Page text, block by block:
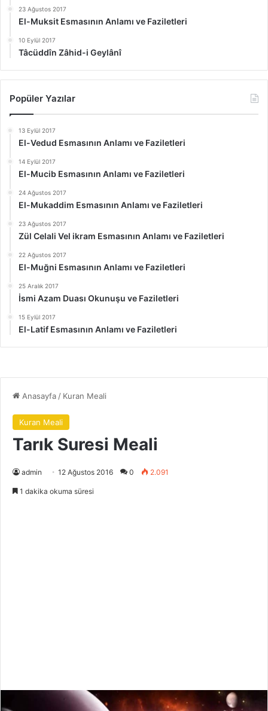
23 Ağustos 2017
El-Muksit Esmasının Anlamı ve Faziletleri
10 Eylül 2017
Tâcüddîn Zâhid-i Geylânî
Popüler Yazılar
13 Eylül 2017
El-Vedud Esmasının Anlamı ve Faziletleri
14 Eylül 2017
El-Mucib Esmasının Anlamı ve Faziletleri
24 Ağustos 2017
El-Mukaddim Esmasının Anlamı ve Faziletleri
23 Ağustos 2017
Zül Celali Vel ikram Esmasının Anlamı ve Faziletleri
22 Ağustos 2017
El-Muğni Esmasının Anlamı ve Faziletleri
25 Aralık 2017
İsmi Azam Duası Okunuşu ve Faziletleri
15 Eylül 2017
El-Latif Esmasının Anlamı ve Faziletleri